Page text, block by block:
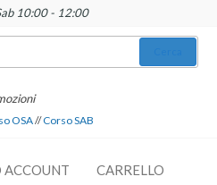
10:00 - 12:00
OSA//Corso SAB
ACCOUNT CARRELLO